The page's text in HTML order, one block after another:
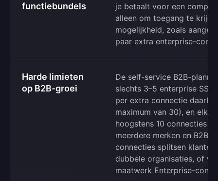
functiebundels
je betaalt voor een
alleen om toegang te
mogelijkheid, zoals
paar extra enterprise-
Harde limieten
op B2B-groei
De self-service B2B-
slechts 3–5 enterprise
per extra connectie
maximum van 30), en elke
hoogstens 10 connecties
meerdere merken en
connecties splitsen
dubbele organisaties, of
maatwerk Enterprise-